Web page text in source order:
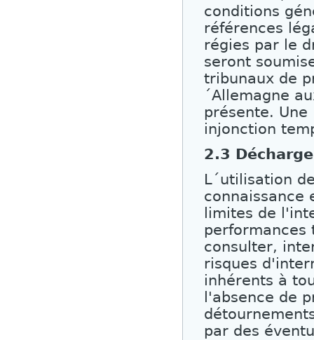
conditions
références
régies par le
seront
tribunaux de
´Allemagne
présente.
injonction
2.3
L´utilisation
connaissance
limites de
performances
consulter,
risques
inhérents à
l'absence de
par des